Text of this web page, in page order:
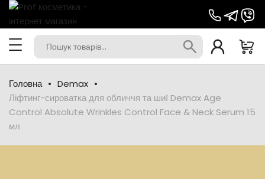
Головна
Demax
Ліфтинг-сироватка для обличчя та шиї Demax Age
Control Absolute Wrinkles Control Face & Neck Serum 15
мл